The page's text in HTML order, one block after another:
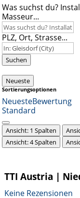
Was suchst du?
Masseur...
PLZ, Ort, Strasse...
Suchen
Neueste
Sortierungsoptionen
NeuesteBewertung
Standard
Ansicht: 1 Spalten
Ansicht: 4 Spalten
TTI Austria |
Keine Rezensionen